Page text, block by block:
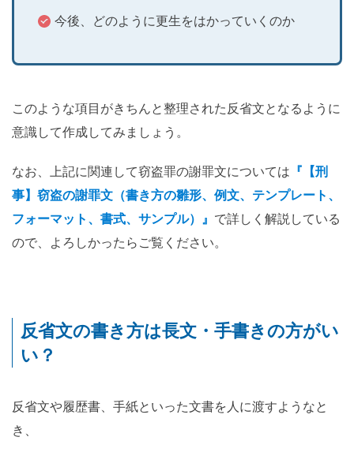
今後、どのように更生をはかっていくのか
このような項目がきちんと整理された反省文となるように
意識して作成してみましょう。
なお、上記に関連して窃盗罪の謝罪文については 『【刑
事】窃盗の謝罪文（書き方の雛形、例文、テンプレート、
フォーマット、書式、サンプル）』 で詳しく解説している
ので、よろしかったらご覧ください。
反省文の書き方は長文・手書きの方がい
い？
反省文や履歴書、手紙といった文書を人に渡すようなと
き、